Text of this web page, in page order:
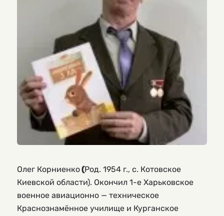
Олег Корниенко(Род. 1954 г., с. Котовское
Киевской области). Окончил 1-е Харьковское
военное авиационно — техническое
Краснознамённое училище и Курганское